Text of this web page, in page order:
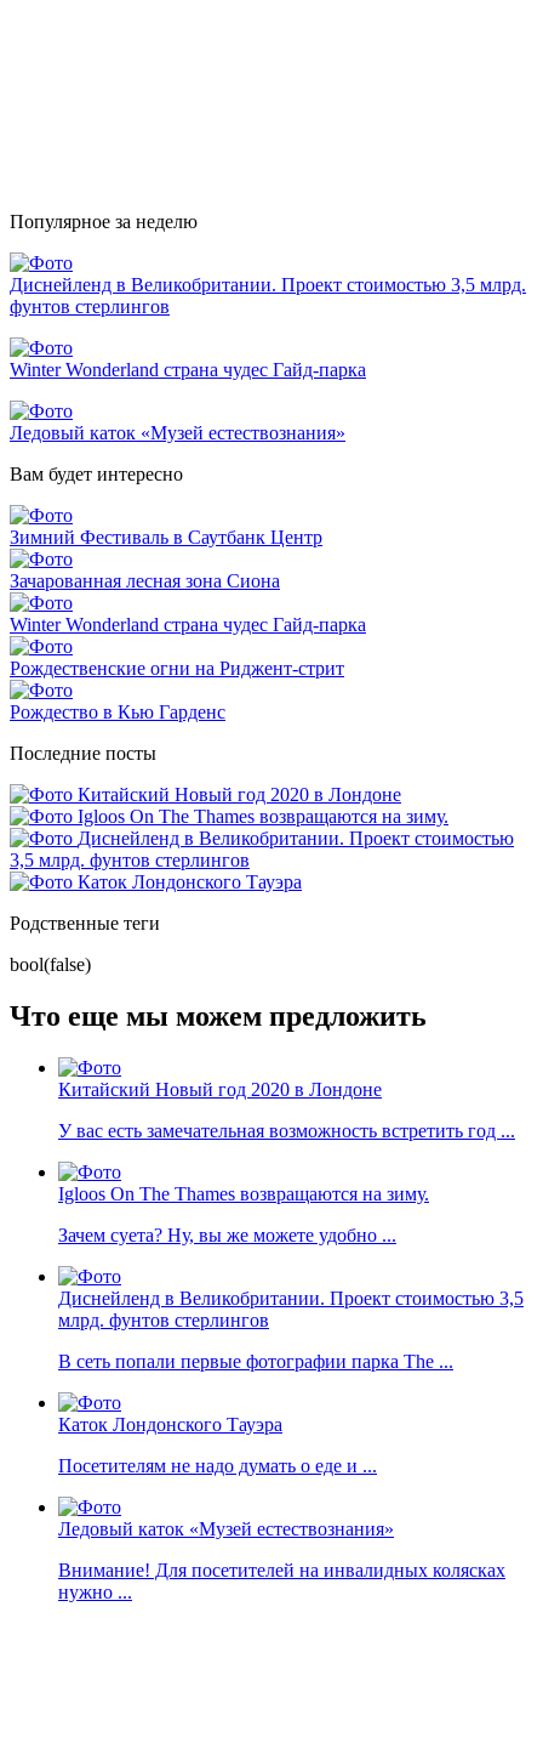
Популярное за неделю
Диснейленд в Великобритании. Проект стоимостью 3,5 млрд.
фунтов стерлингов
Winter Wonderland страна чудес Гайд-парка
Ледовый каток «Музей естествознания»
Вам будет интересно
Зимний Фестиваль в Саутбанк Центр
Зачарованная лесная зона Сиона
Winter Wonderland страна чудес Гайд-парка
Рождественские огни на Риджент-стрит
Рождество в Кью Гарденс
Последние посты
Китайский Новый год 2020 в Лондоне
Igloos On The Thames возвращаются на зиму.
Диснейленд в Великобритании. Проект стоимостью
3,5 млрд. фунтов стерлингов
Каток Лондонского Тауэра
Родственные теги
bool(false)
Что еще мы можем предложить
Китайский Новый год 2020 в Лондоне
У вас есть замечательная возможность встретить год ...
Igloos On The Thames возвращаются на зиму.
Зачем суета? Ну, вы же можете удобно ...
Диснейленд в Великобритании. Проект стоимостью 3,5
млрд. фунтов стерлингов
В сеть попали первые фотографии парка The ...
Каток Лондонского Тауэра
Посетителям не надо думать о еде и ...
Ледовый каток «Музей естествознания»
Внимание! Для посетителей на инвалидных колясках
нужно ...